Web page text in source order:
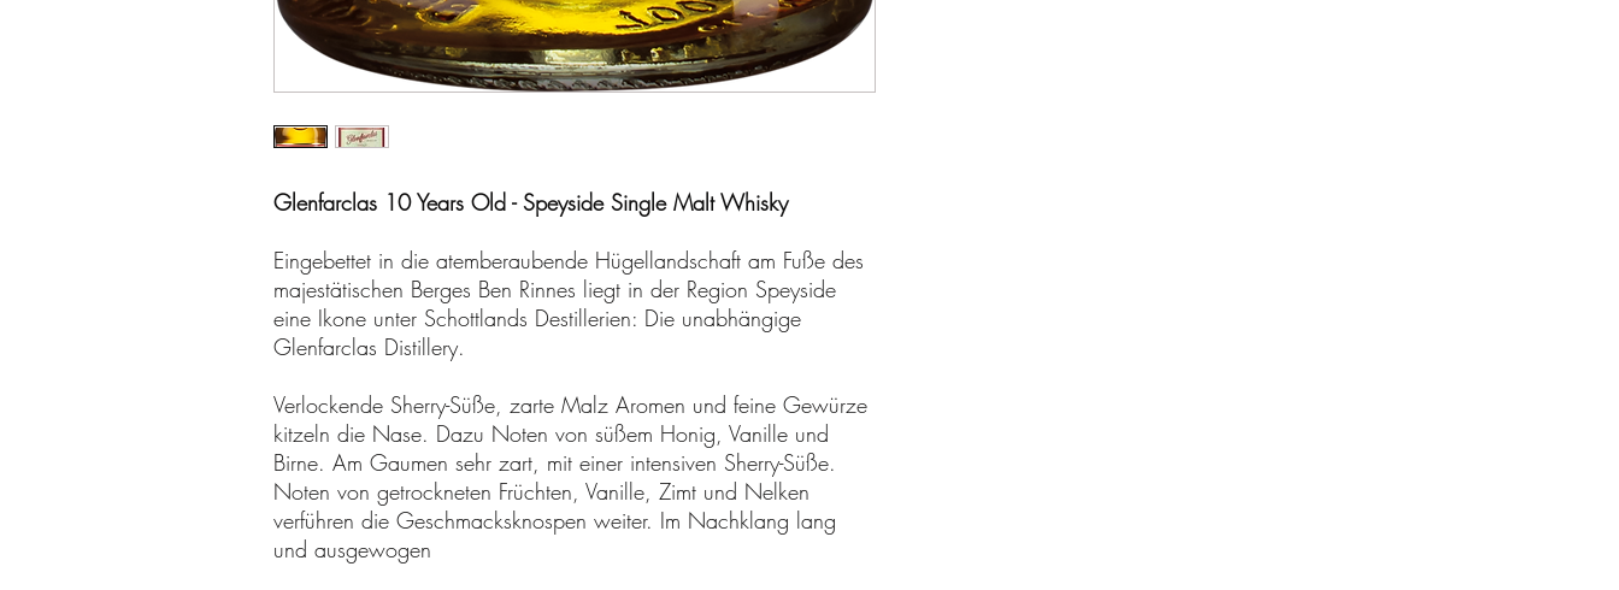
Glenfarclas 10 Years Old - Speyside Single Malt Whisky
Eingebettet in die atemberaubende Hügellandschaft am Fuße des
majestätischen Berges Ben Rinnes liegt in der Region Speyside
eine Ikone unter Schottlands Destillerien: Die unabhängige
Glenfarclas Distillery.
Verlockende Sherry-Süße, zarte Malz Aromen und feine Gewürze
kitzeln die Nase. Dazu Noten von süßem Honig, Vanille und
Birne. Am Gaumen sehr zart, mit einer intensiven Sherry-Süße.
Noten von getrockneten Früchten, Vanille, Zimt und Nelken
verführen die Geschmacksknospen weiter. Im Nachklang lang
und ausgewogen